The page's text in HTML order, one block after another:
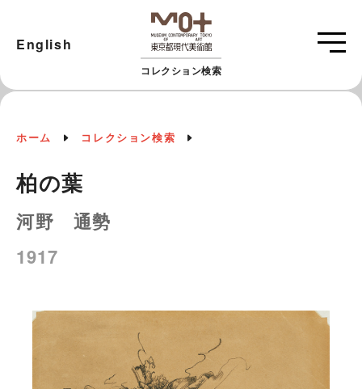
コレクション検索
English
ホーム コレクション検索
柏の葉
河野 通勢
1917